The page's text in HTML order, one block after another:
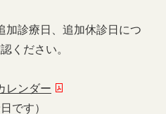
診療日、追加休診日につ
ください。
レンダー
です）